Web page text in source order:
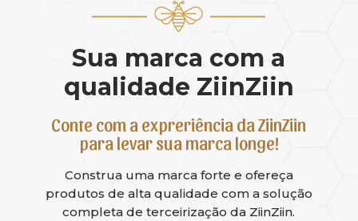
Sua marca com a
qualidade ZiinZiin
Conte com a expreriência da ZiinZiin
para levar sua marca longe!
Construa uma marca forte e ofereça
produtos de alta qualidade com a solução
completa de terceirização da ZiinZiin.